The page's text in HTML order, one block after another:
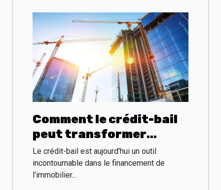
Comment le crédit-bail
peut transformer
l'acquisition de biens
immobiliers
professionnels ?
Le crédit-bail est aujourd'hui un outil
incontournable dans le financement de
l’immobilier...